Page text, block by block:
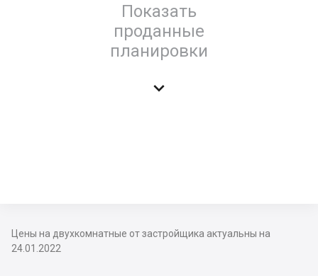
Показать
проданные
планировки

Цены на двухкомнатные от застройщика актуальны на
24.01.2022